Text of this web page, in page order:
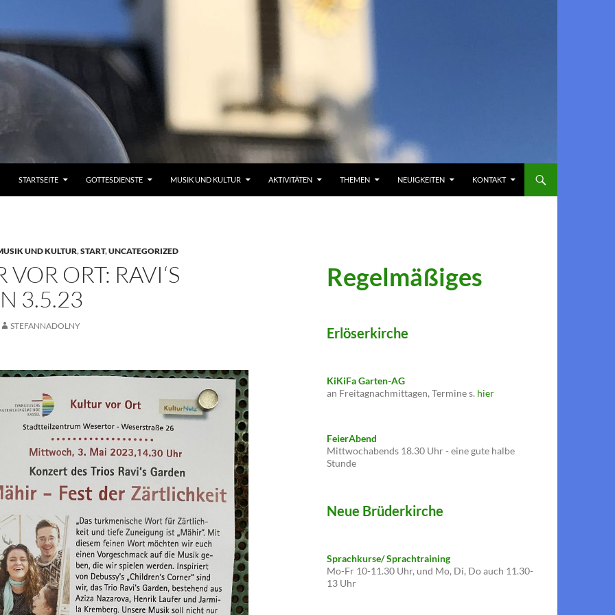
STARTSEITE GOTTESDIENSTE MUSIK UND KULTUR AKTIVITÄTEN THEMEN NEUIGKEITEN KONTAKT
UND KULTUR,START,UNCATEGORIZED
VOR ORT: RAVI‘S
3.5.23
STEFANNADOLNY
Regelmäßiges
Erlöserkirche
KiKiFa Garten-AG
an Freitagnachmittagen, Termine s. hier
FeierAbend
Mittwochabends 18.30 Uhr - eine gute halbe
Stunde
Neue Brüderkirche
Sprachkurse/ Sprachtraining
Mo-Fr 10-11.30 Uhr, und Mo, Di, Do auch 11.30-
13 Uhr